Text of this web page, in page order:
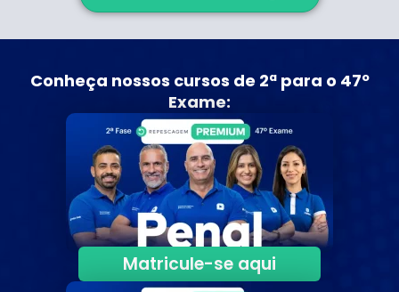
Conheça nossos cursos de 2ª para o 47º
Exame:
Matricule-se aqui